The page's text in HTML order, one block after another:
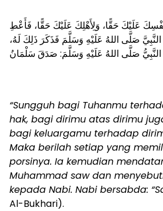
عَلَيْكَ ‌حَقًّا، وَلِأَهْلِكَ عَلَيْكَ ‌حَقًّا، فَأَعْطِ
صَلَّى اللهُ عَلَيْهِ وَسَلَّمَ فَذَكَرَ ذَلِكَ لَهُ،
صَلَّى اللهُ عَلَيْهِ وَسَلَّمَ: صَدَقَ سَلْمَانُ
“Sungguh bagi Tuhanmu
hak, bagi dirimu atas dirimu
bagi keluargamu terhadap
Maka berilah setiap yang
porsinya. Ia kemudian
Muhammad saw dan
kepada Nabi. Nabi bersabda:
Al-Bukhari).